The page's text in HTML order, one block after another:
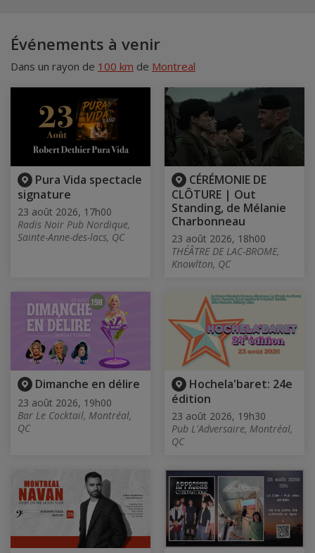
Événements à venir
Dans un rayon de 100 km de Montreal
Pura Vida spectacle
signature
23 août 2026, 17h00
Radis Noir Pub Nordique,
Sainte-Anne-des-lacs, QC
CÉRÉMONIE DE
CLÔTURE | Out
Standing, de Mélanie
Charbonneau
23 août 2026, 18h00
THÉÂTRE DE LAC-BROME,
Knowlton, QC
Dimanche en délire
23 août 2026, 19h00
Bar Le Cocktail, Montréal,
QC
Hochela'baret: 24e
édition
23 août 2026, 19h30
Pub L'Adversaire, Montréal,
QC